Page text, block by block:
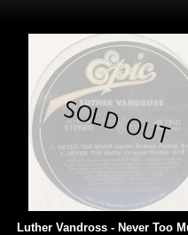
Luther Vandross - Never Too